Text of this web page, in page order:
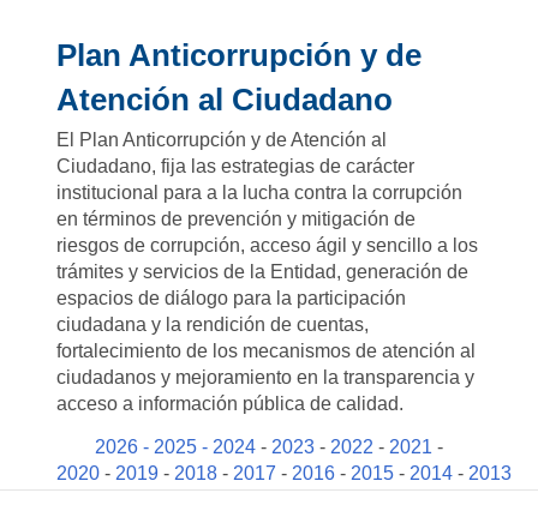
Plan Anticorrupción y de
Atención al Ciudadano
El Plan Anticorrupción y de Atención al
Ciudadano, fija las estrategias de carácter
institucional para a la lucha contra la corrupción
en términos de prevención y mitigación de
riesgos de corrupción, acceso ágil y sencillo a los
trámites y servicios de la Entidad, generación de
espacios de diálogo para la participación
ciudadana y la rendición de cuentas,
fortalecimiento de los mecanismos de atención al
ciudadanos y mejoramiento en la transparencia y
acceso a información pública de calidad.
2026 - 2025 - 2024 - 2023 - 2022 - 2021 -
2020 - 2019 - 2018 - 2017 - 2016 - 2015 - 2014 - 2013